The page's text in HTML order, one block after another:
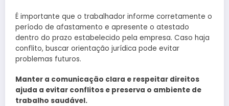
É importante que o trabalhador informe corretamente o
período de afastamento e apresente o atestado
dentro do prazo estabelecido pela empresa. Caso haja
conflito, buscar orientação jurídica pode evitar
problemas futuros.
Manter a comunicação clara e respeitar direitos
ajuda a evitar conflitos e preserva o ambiente de
trabalho saudável.